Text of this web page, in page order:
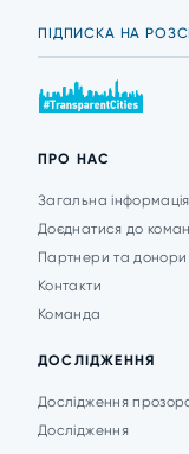
ПРО НАС
Загальна інформація
Доєднатися до
Партнери та донори
Контакти
Команда
ДОСЛІДЖЕННЯ
Дослідження
Дослідження